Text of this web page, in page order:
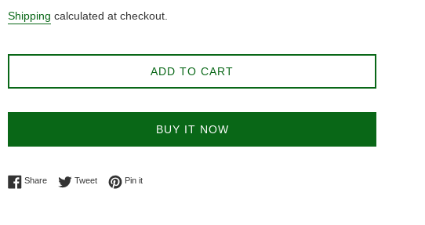
Shipping calculated at checkout.
ADD TO CART
BUY IT NOW
ShareShare on Facebook
TweetTweet on Twitter
Pin itPin on Pinterest